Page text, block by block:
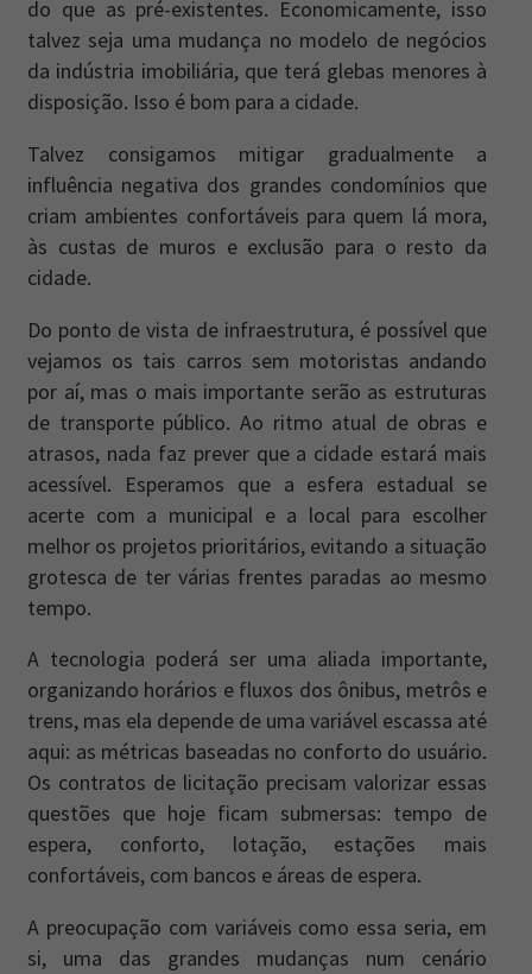
do que as pré-existentes. Economicamente, isso
talvez seja uma mudança no modelo de negócios
da indústria imobiliária, que terá glebas menores à
disposição. Isso é bom para a cidade.
Talvez consigamos mitigar gradualmente a
influência negativa dos grandes condomínios que
criam ambientes confortáveis para quem lá mora,
às custas de muros e exclusão para o resto da
cidade.
Do ponto de vista de infraestrutura, é possível que
vejamos os tais carros sem motoristas andando
por aí, mas o mais importante serão as estruturas
de transporte público. Ao ritmo atual de obras e
atrasos, nada faz prever que a cidade estará mais
acessível. Esperamos que a esfera estadual se
acerte com a municipal e a local para escolher
melhor os projetos prioritários, evitando a situação
grotesca de ter várias frentes paradas ao mesmo
tempo.
A tecnologia poderá ser uma aliada importante,
organizando horários e fluxos dos ônibus, metrôs e
trens, mas ela depende de uma variável escassa até
aqui: as métricas baseadas no conforto do usuário.
Os contratos de licitação precisam valorizar essas
questões que hoje ficam submersas: tempo de
espera, conforto, lotação, estações mais
confortáveis, com bancos e áreas de espera.
A preocupação com variáveis como essa seria, em
si, uma das grandes mudanças num cenário